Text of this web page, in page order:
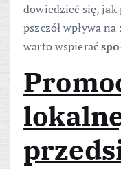
dowiedzieć się,
pszczół wpływa
warto wspierać